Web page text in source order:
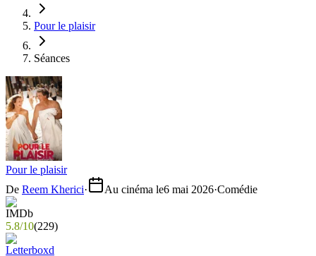
Pour le plaisir
Séances
Pour le plaisir
De Reem Kherici· Au cinéma le6 mai 2026·Comédie
5.8/10(229)